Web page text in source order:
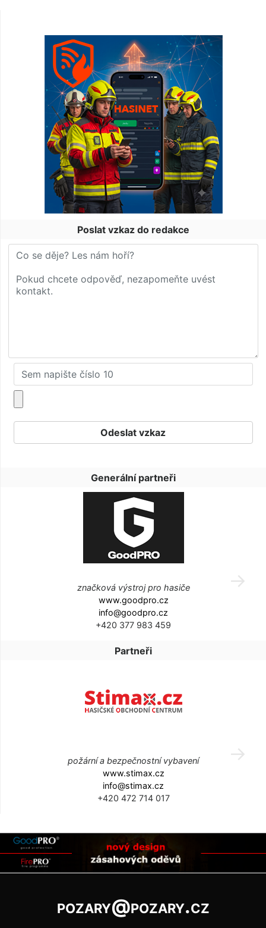
Poslat vzkaz do redakce
Generální partneři
značková výstroj pro hasiče
www.goodpro.cz
info@goodpro.cz
+420 377 983 459
Partneři
požární a bezpečnostní vybavení
www.stimax.cz
info@stimax.cz
+420 472 714 017
pozary@pozary.cz